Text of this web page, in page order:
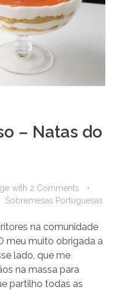
– Natas do
with 2 Comments
Sobremesas Portuguesas
na comunidade
meu muito obrigada a
lado, que me
na massa para
partilho todas as